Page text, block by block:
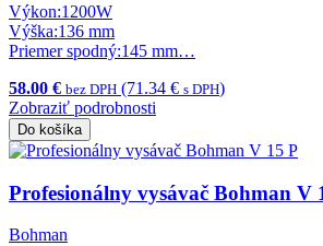
Výkon:1200W
Výška:136 mm
Priemer spodný:145 mm…
58.00 € bez DPH (71.34 € s DPH)
Zobraziť podrobnosti
Do košíka
Profesionálny vysávač Bohman V
Bohman